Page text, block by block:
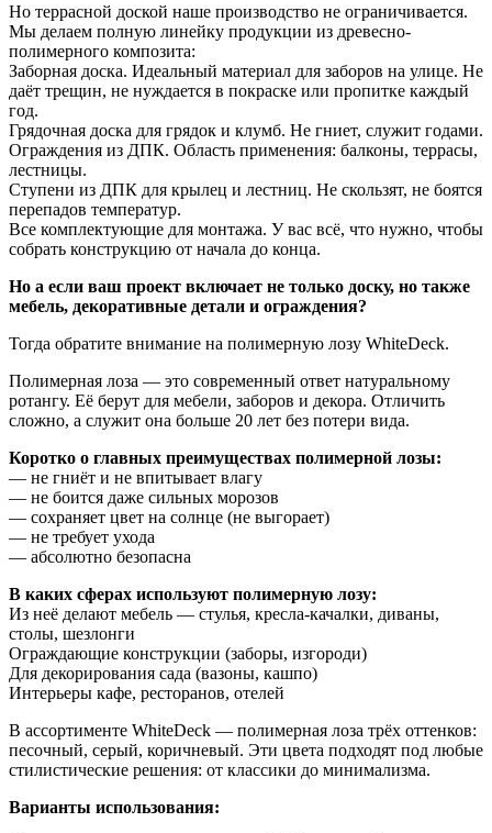
Но террасной доской наше производство не ограничивается.
Мы делаем полную линейку продукции из древесно-
полимерного композита:
Заборная доска. Идеальный материал для заборов на улице. Не
даёт трещин, не нуждается в покраске или пропитке каждый
год.
Грядочная доска для грядок и клумб. Не гниет, служит годами.
Ограждения из ДПК. Область применения: балконы, террасы,
лестницы.
Ступени из ДПК для крылец и лестниц. Не скользят, не боятся
перепадов температур.
Все комплектующие для монтажа. У вас всё, что нужно, чтобы
собрать конструкцию от начала до конца.
Но а если ваш проект включает не только доску, но также
мебель, декоративные детали и ограждения?
Тогда обратите внимание на полимерную лозу WhiteDeck.
Полимерная лоза — это современный ответ натуральному
ротангу. Её берут для мебели, заборов и декора. Отличить
сложно, а служит она больше 20 лет без потери вида.
Коротко о главных преимуществах полимерной лозы:
— не гниёт и не впитывает влагу
— не боится даже сильных морозов
— сохраняет цвет на солнце (не выгорает)
— не требует ухода
— абсолютно безопасна
В каких сферах используют полимерную лозу:
Из неё делают мебель — стулья, кресла-качалки, диваны,
столы, шезлонги
Ограждающие конструкции (заборы, изгороди)
Для декорирования сада (вазоны, кашпо)
Интерьеры кафе, ресторанов, отелей
В ассортименте WhiteDeck — полимерная лоза трёх оттенков:
песочный, серый, коричневый. Эти цвета подходят под любые
стилистические решения: от классики до минимализма.
Варианты использования: